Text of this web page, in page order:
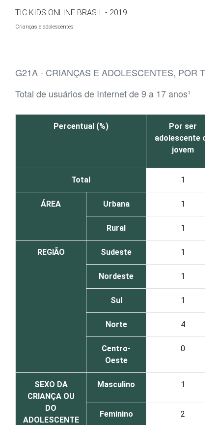
TIC KIDS ONLINE BRASIL - 2019
Crianças e adolescentes
G21A - CRIANÇAS E ADOLESCENTES, POR
Total de usuários de Internet de 9 a 17 anos¹
Percentual (%)
Por ser
adolescente ou
jovem
Total 1
ÁREA Urbana 1
Rural 1
REGIÃO Sudeste 1
Nordeste 1
Sul 1
Norte 4
Centro-
Oeste
0
SEXO DA
CRIANÇA OU
DO
ADOLESCENTE
Masculino 1
Feminino 2